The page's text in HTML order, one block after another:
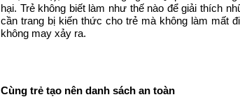
hại. Trẻ không biết làm như thế nào để giải thích
cần trang bị kiến thức cho trẻ mà không làm mất
không may xảy ra.
Cùng trẻ tạo nên danh sách an toàn